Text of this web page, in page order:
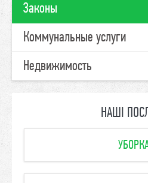
Законы
Коммунальные услуги
Недвижимость
НАШІ